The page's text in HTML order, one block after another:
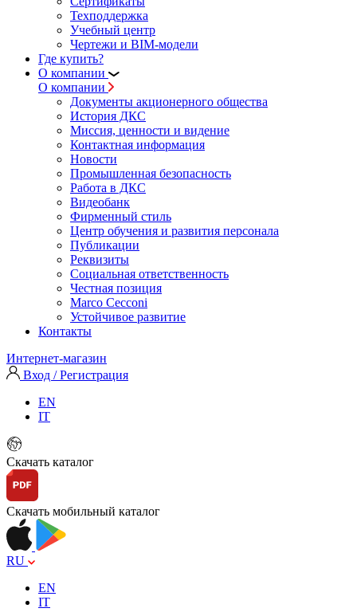
Техподдержка
Учебный центр
Чертежи и BIM-модели
Где купить?
О компании
О компании
Документы акционерного общества
История ДКС
Миссия, ценности и видение
Контактная информация
Новости
Промышленная безопасность
Работа в ДКС
Видеобанк
Фирменный стиль
Центр обучения и развития персонала
Публикации
Реквизиты
Социальная ответственность
Честная позиция
Marco Cecconi
Устойчивое развитие
Контакты
Интернет-магазин
Вход / Регистрация
EN
IT
Скачать каталог
Скачать мобильный каталог
RU
EN
IT